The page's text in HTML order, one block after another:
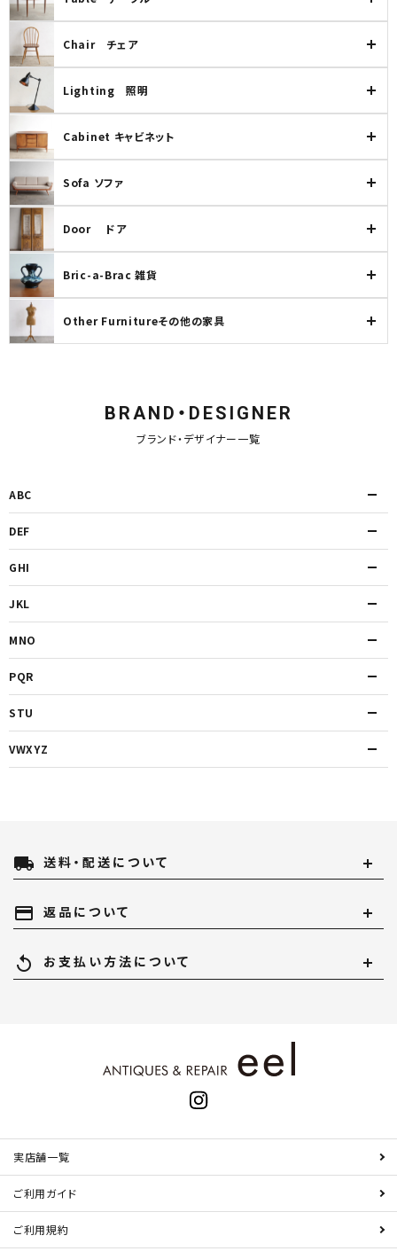
Chair チェア
Lighting 照明
Cabinet キャビネット
Sofa ソファ
Door ドア
Bric-a-Brac 雑貨
Other Furnitureその他の家具
BRAND・DESIGNER
ブランド・デザイナー一覧
ABC
DEF
GHI
JKL
MNO
PQR
STU
VWXYZ
local_shipping 送料・配送について
payment 返品について
replay お支払い方法について
実店舗一覧
ご利用ガイド
ご利用規約